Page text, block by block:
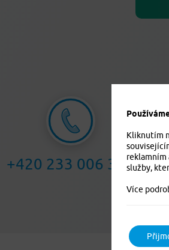
+420 233 006 311
Kliknutím
reklamním
služby,
Více